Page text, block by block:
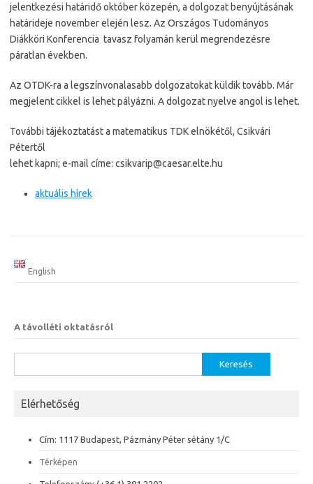
jelentkezési határidő október közepén, a dolgozat benyújtásának
határideje november elején lesz. Az Országos Tudományos
Diákköri Konferencia tavasz folyamán kerül megrendezésre
páratlan években.
Az OTDK-ra a legszínvonalasabb dolgozatokat küldik tovább. Már
megjelent cikkel is lehet pályázni. A dolgozat nyelve angol is lehet.
További tájékoztatást a matematikus TDK elnökétől, Csikvári
Pétertől
lehet kapni; e-mail címe: csikvarip@caesar.elte.hu
aktuális hírek
English
A távolléti oktatásról
Elérhetőség
Cím: 1117 Budapest, Pázmány Péter sétány 1/C
Térképen